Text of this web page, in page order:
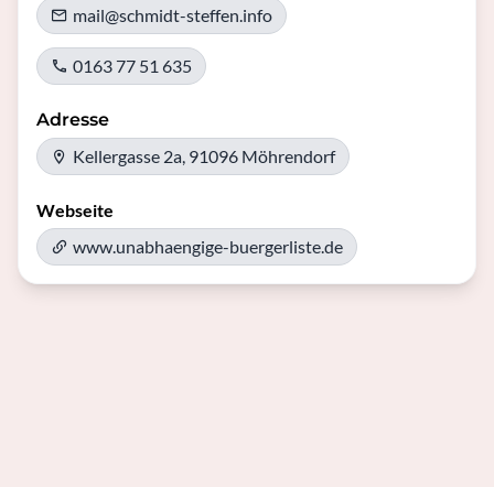
mail@schmidt-steffen.info
0163 77 51 635
Adresse
Kellergasse 2a, 91096 Möhrendorf
Webseite
www.unabhaengige-buergerliste.de